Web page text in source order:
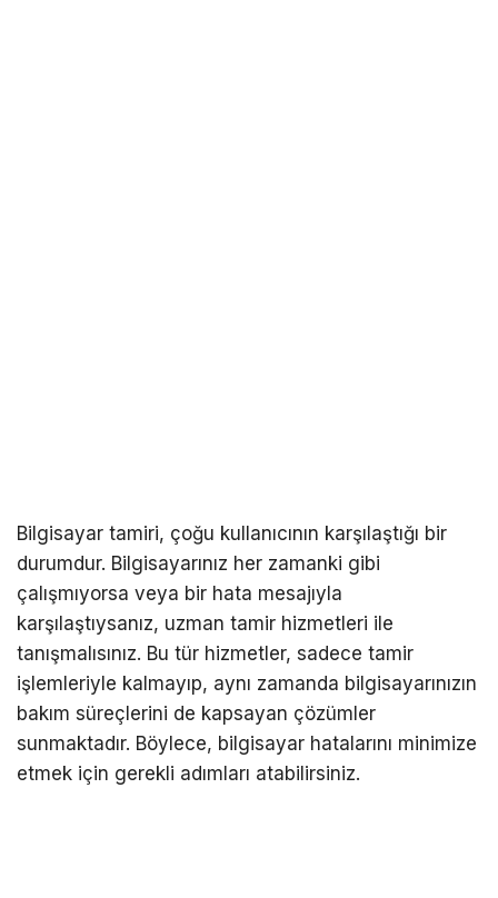
Bilgisayar tamiri, çoğu kullanıcının karşılaştığı bir
durumdur. Bilgisayarınız her zamanki gibi
çalışmıyorsa veya bir hata mesajıyla
karşılaştıysanız, uzman tamir hizmetleri ile
tanışmalısınız. Bu tür hizmetler, sadece tamir
işlemleriyle kalmayıp, aynı zamanda bilgisayarınızın
bakım süreçlerini de kapsayan çözümler
sunmaktadır. Böylece, bilgisayar hatalarını minimize
etmek için gerekli adımları atabilirsiniz.